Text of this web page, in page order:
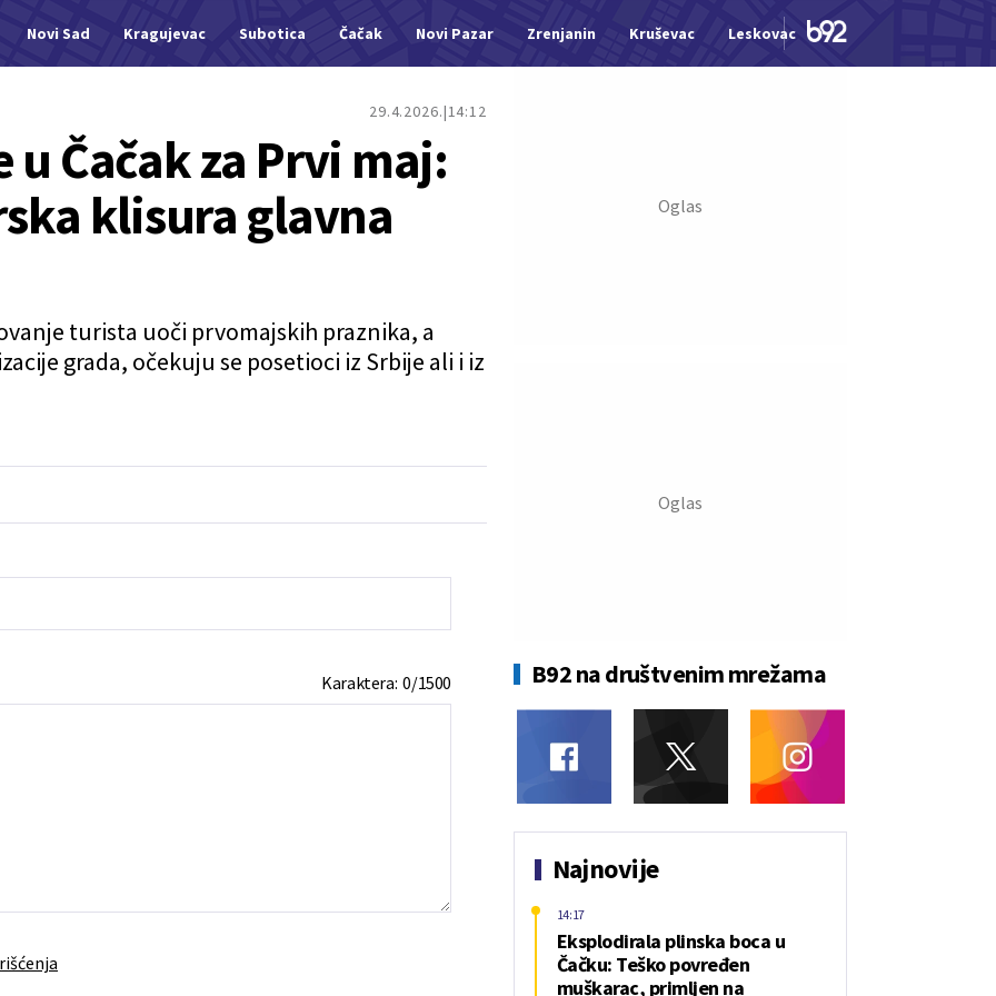
Novi Sad Kragujevac Subotica Čačak Novi Pazar Zrenjanin Kruševac Leskovac Jagodina
29.4.2026. 14:12
Čačak za Prvi maj:
klisura glavna
turista uoči prvomajskih praznika, a
grada, očekuju se posetioci iz Srbije ali i iz
Karaktera:0/1500 B92 na društvenim mrežama
Najnovije
Eksplodirala plinska boca u
Čačku: Teško povređen
muškarac, primljen na
14:17